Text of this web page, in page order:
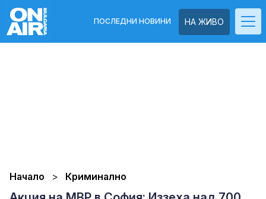
НА ЖИВО
ПОСЛЕДНИ НОВИНИ
Начало Криминално